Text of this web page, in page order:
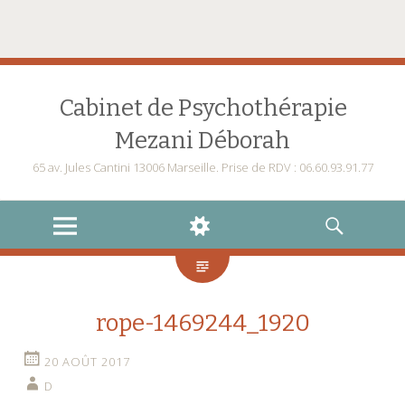
Cabinet de Psychothérapie
Mezani Déborah
65 av. Jules Cantini 13006 Marseille. Prise de RDV : 06.60.93.91.77
MENU
WIDGETS
RECHERCHE
rope-1469244_1920
20 AOÛT 2017
D